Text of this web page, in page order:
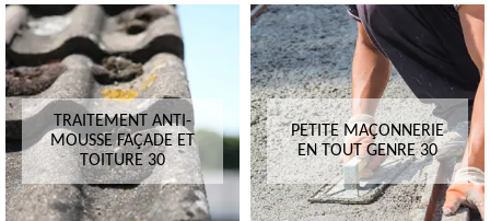
TRAITEMENT ANTI-
MOUSSE FAÇADE ET
TOITURE 30
PETITE MAÇONNERIE
EN TOUT GENRE 30